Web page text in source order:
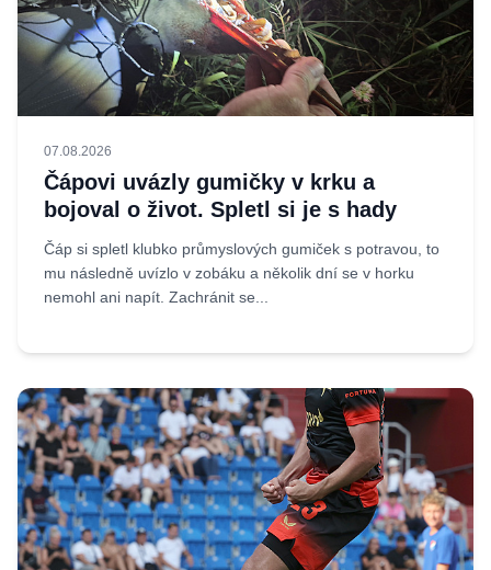
07.08.2026
Čápovi uvázly gumičky v krku a
bojoval o život. Spletl si je s hady
Čáp si spletl klubko průmyslových gumiček s potravou, to
mu následně uvízlo v zobáku a několik dní se v horku
nemohl ani napít. Zachránit se...